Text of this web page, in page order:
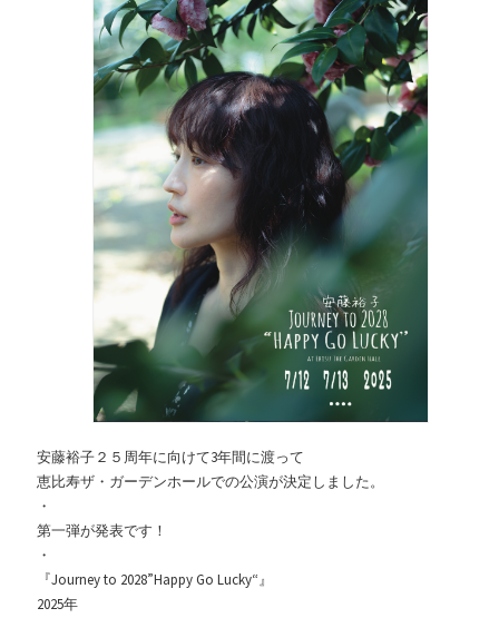
安藤裕子２５周年に向けて3年間に渡って
恵比寿ザ・ガーデンホールでの公演が決定しました。
・
第一弾が発表です！
・
『Journey to 2028”Happy Go Lucky“』
2025年